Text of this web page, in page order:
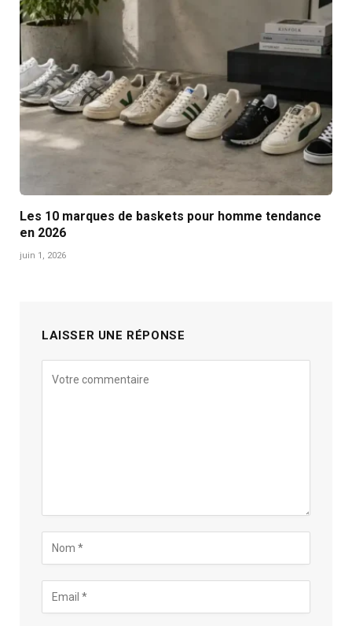
Les 10 marques de baskets pour homme tendance
en 2026
juin 1, 2026
LAISSER UNE RÉPONSE